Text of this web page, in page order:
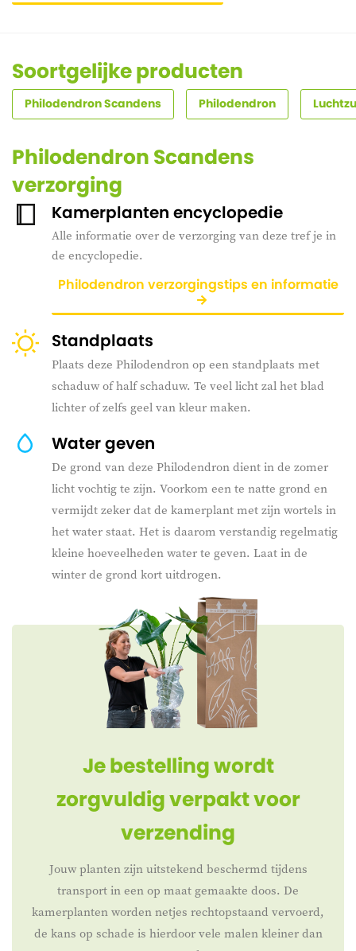
Soortgelijke producten
Philodendron Scandens Philodendron
Philodendron Scandens
verzorging
Kamerplanten encyclopedie
Alle informatie over de verzorging van deze tref je in
de encyclopedie.
Philodendron verzorgingstips en informatie
Standplaats
Plaats deze Philodendron op een standplaats met
schaduw of half schaduw. Te veel licht zal het blad
lichter of zelfs geel van kleur maken.
Water geven
De grond van deze Philodendron dient in de zomer
licht vochtig te zijn. Voorkom een te natte grond en
vermijdt zeker dat de kamerplant met zijn wortels in
het water staat. Het is daarom verstandig regelmatig
kleine hoeveelheden water te geven. Laat in de
winter de grond kort uitdrogen.
Je bestelling wordt
zorgvuldig verpakt voor
verzending
Jouw planten zijn uitstekend beschermd tijdens
transport in een op maat gemaakte doos. De
kamerplanten worden netjes rechtopstaand vervoerd,
de kans op schade is hierdoor vele malen kleiner dan